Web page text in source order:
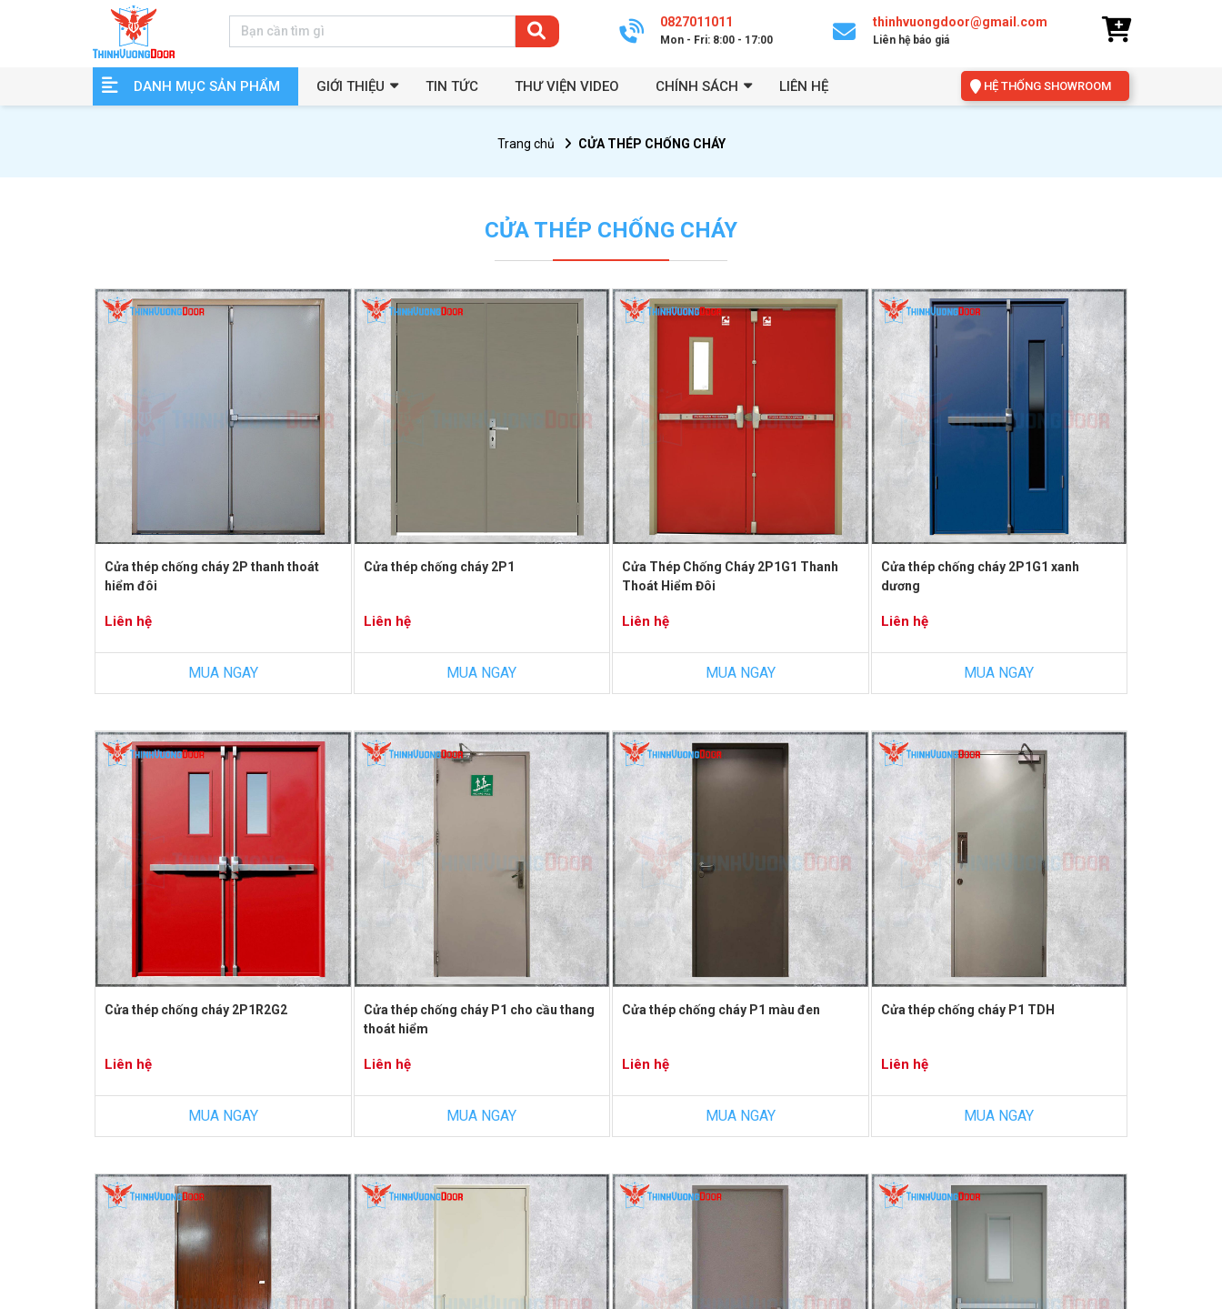
0827011011
Mon - Fri: 8:00 - 17:00
thinhvuongdoor@gmail.com
Liên hệ báo giá
DANH MỤC SẢN PHẨM GIỚI THIỆU TIN TỨC THƯ VIỆN VIDEO CHÍNH SÁCH LIÊN HỆ HỆ THỐNG SHOWROOM
Trang chủ CỬA THÉP CHỐNG CHÁY
CỬA THÉP CHỐNG CHÁY
Cửa thép chống cháy 2P thanh thoát
hiểm đôi
Liên hệ
MUA NGAY
Cửa thép chống cháy 2P1
Liên hệ
MUA NGAY
Cửa Thép Chống Cháy 2P1G1 Thanh
Thoát Hiểm Đôi
Liên hệ
MUA NGAY
Cửa thép chống cháy 2P1G1 xanh
dương
Liên hệ
MUA NGAY
Cửa thép chống cháy 2P1R2G2
Liên hệ
MUA NGAY
Cửa thép chống cháy P1 cho cầu thang
thoát hiểm
Liên hệ
MUA NGAY
Cửa thép chống cháy P1 màu đen
Liên hệ
MUA NGAY
Cửa thép chống cháy P1 TDH
Liên hệ
MUA NGAY